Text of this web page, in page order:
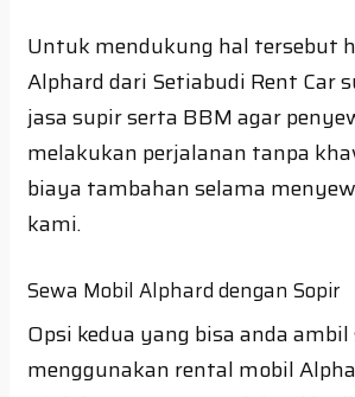
Untuk mendukung hal tersebut
Alphard dari Setiabudi Rent Car
jasa supir serta BBM agar
melakukan perjalanan tanpa
biaya tambahan selama
kami.
Sewa Mobil Alphard dengan Sopir
Opsi kedua yang bisa anda
menggunakan rental mobil